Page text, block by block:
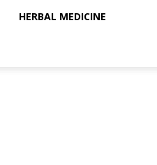
HERBAL MEDICINE